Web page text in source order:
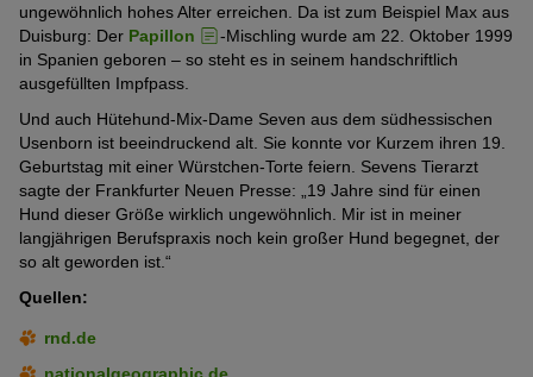
ungewöhnlich hohes Alter erreichen. Da ist zum Beispiel Max aus
Duisburg: Der Papillon
-Mischling wurde am 22. Oktober 1999
in Spanien geboren – so steht es in seinem handschriftlich
ausgefüllten Impfpass.
Und auch Hütehund-Mix-Dame Seven aus dem südhessischen
Usenborn ist beeindruckend alt. Sie konnte vor Kurzem ihren 19.
Geburtstag mit einer Würstchen-Torte feiern. Sevens Tierarzt
sagte der Frankfurter Neuen Presse: „19 Jahre sind für einen
Hund dieser Größe wirklich ungewöhnlich. Mir ist in meiner
langjährigen Berufspraxis noch kein großer Hund begegnet, der
so alt geworden ist.“
Quellen:
rnd.de